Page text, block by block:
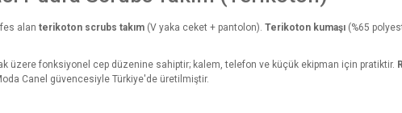
alan terikoton scrubs takım (V yaka ceket + pantolon). Terikoton kumaşı (%65
üzere fonksiyonel cep düzenine sahiptir; kalem, telefon ve küçük ekipman için pratiktir.
Canel güvencesiyle Türkiye'de üretilmiştir.